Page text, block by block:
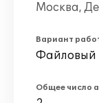
Москва,
Вариант
Файловый
Общее число